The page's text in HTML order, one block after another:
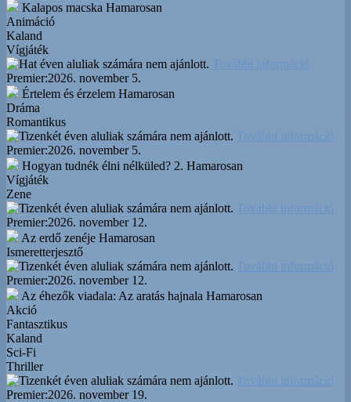
Kalapos macska Hamarosan
Animáció
Kaland
Vígjáték
További információ
Premier:2026. november 5.
Értelem és érzelem Hamarosan
Dráma
Romantikus
További információ
Premier:2026. november 5.
Hogyan tudnék élni nélküled? 2. Hamarosan
Vígjáték
Zene
További információ
Premier:2026. november 12.
Az erdő zenéje Hamarosan
Ismeretterjesztő
További információ
Premier:2026. november 12.
Az éhezők viadala: Az aratás hajnala Hamarosan
Akció
Fantasztikus
Kaland
Sci-Fi
Thriller
További információ
Premier:2026. november 19.